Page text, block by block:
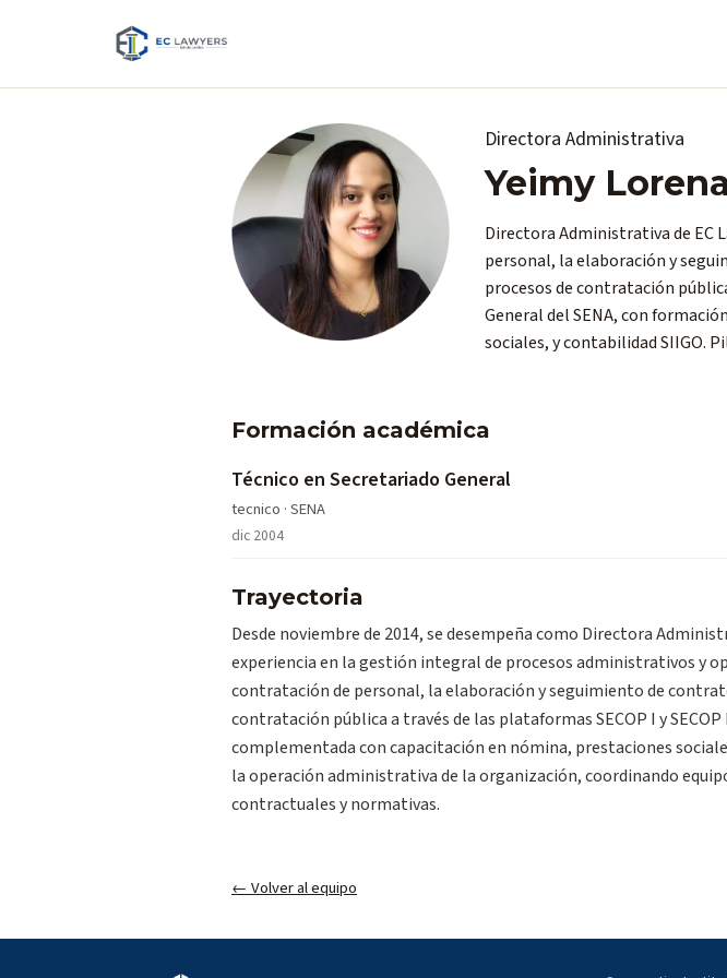
Directora Administrativa
Yeimy
Directora Administrativa de EC
personal, la elaboración y
procesos de contratación
General del SENA, con
sociales, y contabilidad SIIGO.
Formación académica
Técnico en Secretariado General
tecnico · SENA
dic 2004
Trayectoria
Desde noviembre de 2014, se desempeña como Directora
experiencia en la gestión integral de procesos administrativos y
contratación de personal, la elaboración y seguimiento de
contratación pública a través de las plataformas SECOP I y
complementada con capacitación en nómina, prestaciones
la operación administrativa de la organización, coordinando
contractuales y normativas.
← Volver al equipo